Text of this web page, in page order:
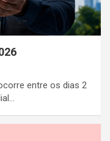
entre os dias 2